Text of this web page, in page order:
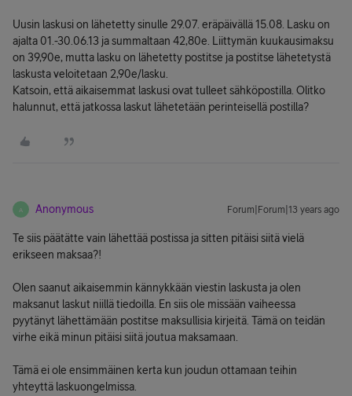
Uusin laskusi on lähetetty sinulle 29.07. eräpäivällä 15.08. Lasku on
ajalta 01.-30.06.13 ja summaltaan 42,80e. Liittymän kuukausimaksu
on 39,90e, mutta lasku on lähetetty postitse ja postitse lähetetystä
laskusta veloitetaan 2,90e/lasku.
Katsoin, että aikaisemmat laskusi ovat tulleet sähköpostilla. Olitko
halunnut, että jatkossa laskut lähetetään perinteisellä postilla?
A Anonymous Forum|Forum|13 years ago
Te siis päätätte vain lähettää postissa ja sitten pitäisi siitä vielä
erikseen maksaa?!
Olen saanut aikaisemmin kännykkään viestin laskusta ja olen
maksanut laskut niillä tiedoilla. En siis ole missään vaiheessa
pyytänyt lähettämään postitse maksullisia kirjeitä. Tämä on teidän
virhe eikä minun pitäisi siitä joutua maksamaan.
Tämä ei ole ensimmäinen kerta kun joudun ottamaan teihin
yhteyttä laskuongelmissa.